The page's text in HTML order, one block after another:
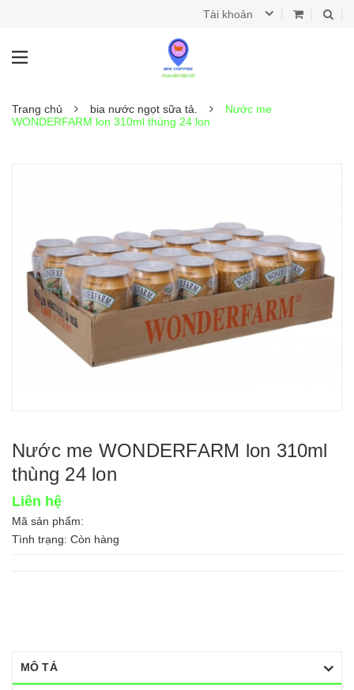
Tài khoản
Trang chủ bia nước ngọt sữa tả.
Nước me
WONDERFARM lon 310ml thùng 24 lon
Nước me WONDERFARM lon 310ml
thùng 24 lon
Liên hệ
Mã sản phẩm:
Tình trạng: Còn hàng
MÔ TẢ